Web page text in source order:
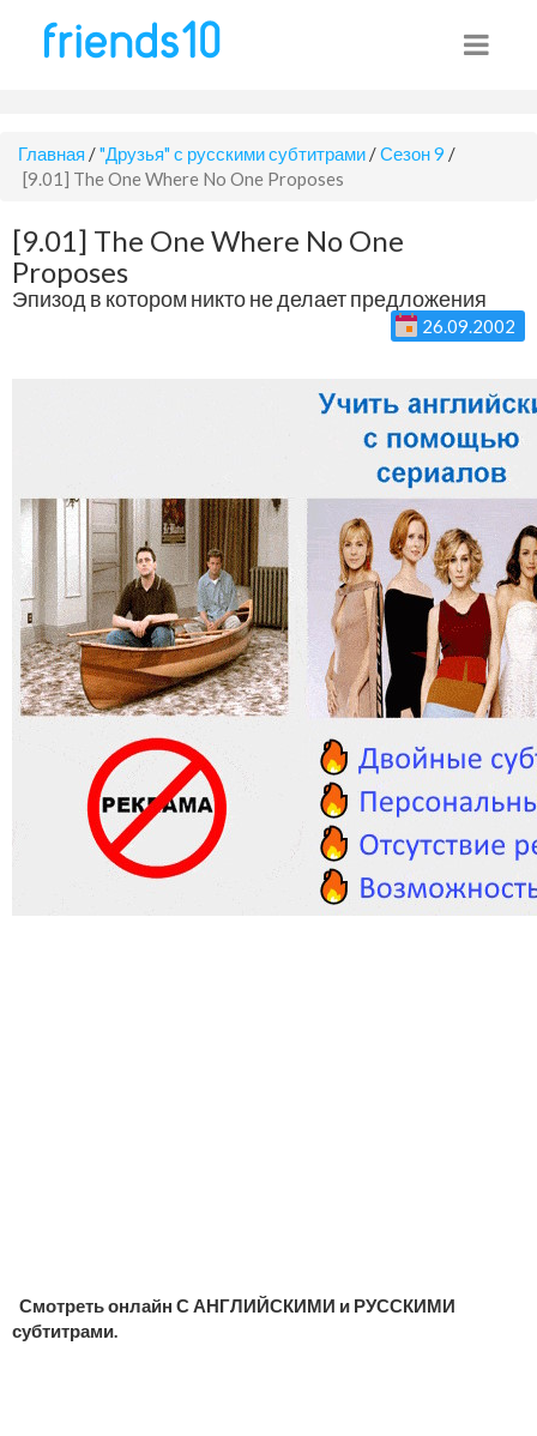
Главная /"Друзья" с русскими субтитрами /Сезон 9 /
[9.01] The One Where No One Proposes
[9.01] The One Where No One
Proposes
Эпизод в котором никто не делает предложения
26.09.2002
Смотреть онлайн С АНГЛИЙСКИМИ и РУССКИМИ
субтитрами.